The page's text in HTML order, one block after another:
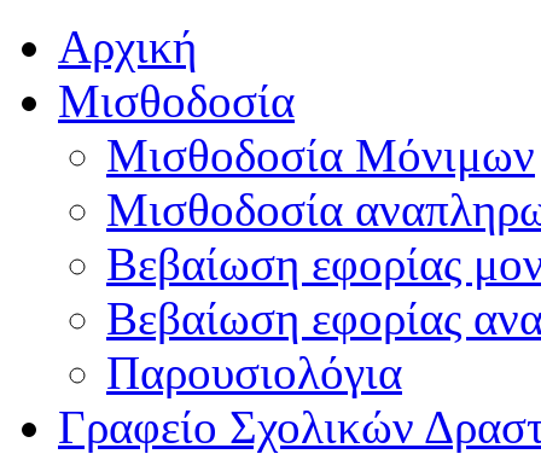
Αρχική
Μισθοδοσία
Μισθοδοσία Μόνιμων
Μισθοδοσία
Βεβαίωση εφορίας
Βεβαίωση εφορίας
Παρουσιολόγια
Γραφείο Σχολικών